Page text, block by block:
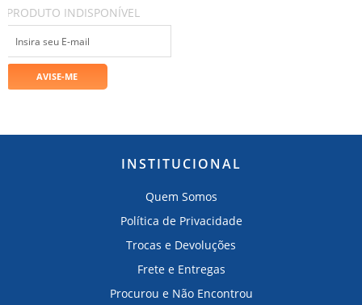
PRODUTO INDISPONÍVEL
INSTITUCIONAL
Quem Somos
Política de Privacidade
Trocas e Devoluções
Frete e Entregas
Procurou e Não Encontrou